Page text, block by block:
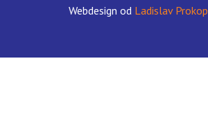
Webdesign od Ladislav Prokop